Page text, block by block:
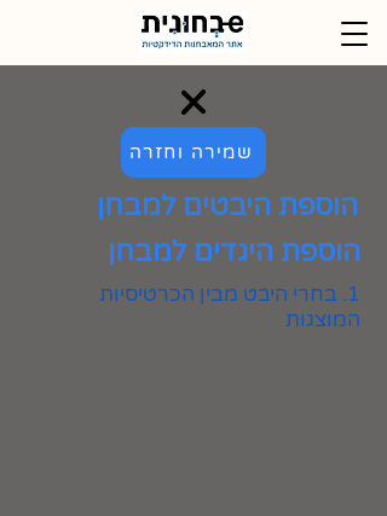
שמירה וחזרה
הוספת היבטים למבחן
הוספת היגדים למבחן
1. בחרי היבט מבין הכרטיסיות
המוצגות